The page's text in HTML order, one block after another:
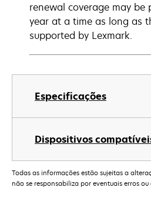
Especificações
Dispositivos
renewal coverage may be
year at a time as long as
supported by Lexmark.
Todas as informações estão sujeitas a
não se responsabiliza por eventuais erros ou